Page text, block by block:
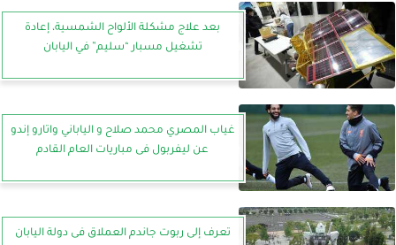
بعد علاج مشكلة الألواح الشمسية، إعادة
تشغيل مسبار “سليم” في اليابان
غياب المصري محمد صلاح و الياباني واتارو إندو
عن ليفربول فى مباريات العام القادم
تعرف إلى ربوت جاندم العملاق فى دولة اليابان